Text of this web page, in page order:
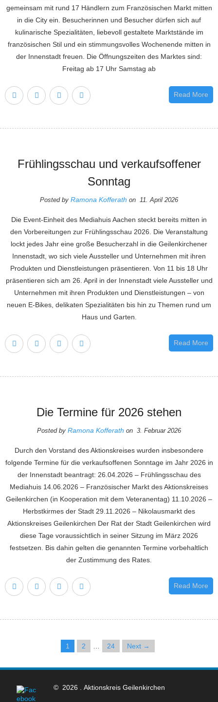
gemeinsam mit rund 17 Händlern zum Französischen Markt mitten
in die City ein. Besucherinnen und Besucher dürfen sich auf
kulinarische Spezialitäten, liebevoll gestaltete Marktstände im
französischen Stil und ein stimmungsvolles Wochenende mitten in
der Innenstadt freuen. Die Öffnungszeiten des Marktes sind:
Freitag ab 17 Uhr Samstag ab
Read More
Frühlingsschau und verkaufsoffener
Sonntag
Posted by Ramona Kofferath on 11. April 2026
Die Event-Einheit des Mediahuis Aachen steckt bereits mitten in
den Vorbereitungen zur Frühlingsschau 2026. Die Veranstaltung
lockt jedes Jahr eine große Besucherzahl in die Geilenkirchener
Innenstadt, wo sich viele Aussteller und Unternehmen mit ihren
Produkten und Dienstleistungen präsentieren. Von 11 bis 18 Uhr
präsentieren sich am 26. April in der Innenstadt viele Aussteller und
Unternehmen mit ihren Produkten und Dienstleistungen – von
neuen E-Bikes, delikaten Spezialitäten bis hin zu Themen rund um
Haus und Garten.
Read More
Die Termine für 2026 stehen
Posted by Ramona Kofferath on 3. Februar 2026
Durch den Vorstand des Aktionskreises wurden insbesondere
folgende Termine für die verkaufsoffenen Sonntage im Jahr 2026 in
der Innenstadt beantragt: 26.04.2026 – Frühlingsschau des
Mediahuis 14.06.2026 – Französischer Markt des Aktionskreises
Geilenkirchen (in Kooperation mit dem Veteranentag) 11.10.2026 –
Herbstkirmes der Stadt 29.11.2026 – Nikolausmarkt des
Aktionskreises Geilenkirchen Der Rat der Stadt Geilenkirchen wird
diese Tage voraussichtlich in seiner Sitzung im März 2026
festsetzen. Bis dahin gelten die genannten Termine vorbehaltlich
der Zustimmung des Rates.
Read More
1 2 24 Next →
© 2026 . Aktionskreis Geilenkirchen